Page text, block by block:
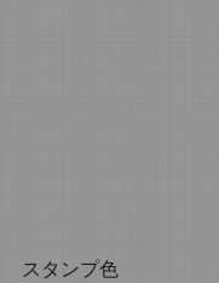
スタンプ色